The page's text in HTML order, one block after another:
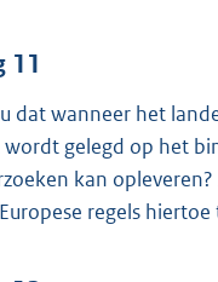
11
dat wanneer het
wordt gelegd op het
kan
regels hiertoe